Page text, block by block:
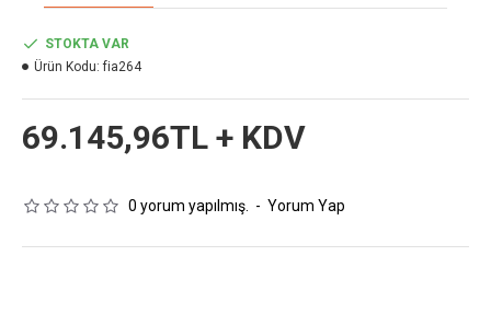
0 yorum yapılmış. - Yorum Yap
69.145,96TL + KDV
STOKTA VAR
Ürün Kodu: fia264